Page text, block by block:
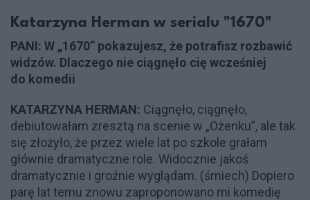
Katarzyna Herman w serialu "1670"
PANI: W „1670” pokazujesz, że potrafisz rozbawić
widzów. Dlaczego nie ciągnęło cię wcześniej
do komedii
KATARZYNA HERMAN: Ciągnęło, ciągnęło,
debiutowałam zresztą na scenie w „Ożenku”, ale tak
się złożyło, że przez wiele lat po szkole grałam
głównie dramatyczne role. Widocznie jakoś
dramatycznie i groźnie wyglądam. (śmiech) Dopiero
parę lat temu znowu zaproponowano mi komedię